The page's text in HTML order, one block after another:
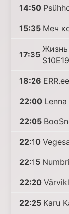
14:50
15:35 Меч
17:35
Жизнь
S10E19
18:26
22:00
22:05
22:10
22:15
22:20
22:25 Karu